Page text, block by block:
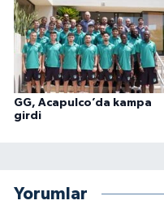
GG, Acapulco’da kampa
girdi
Yorumlar